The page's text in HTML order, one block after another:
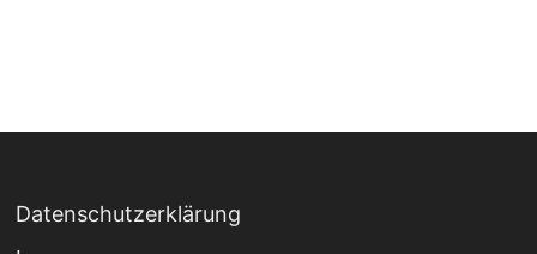
Datenschutzerklärung